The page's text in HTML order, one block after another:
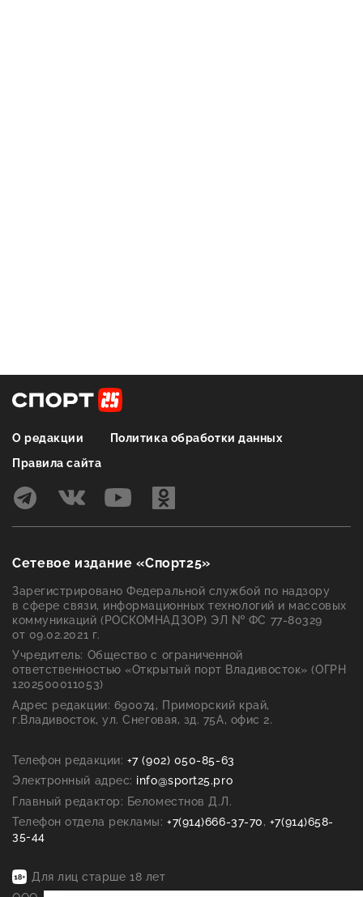
О редакции
Политика обработки данных
Правила сайта
Сетевое издание «Спорт25»
Зарегистрировано Федеральной службой по надзору
в сфере связи, информационных технологий и массовых
коммуникаций (РОСКОМНАДЗОР) ЭЛ № ФС 77-80329
от 09.02.2021 г.
Учредитель: Общество с ограниченной
ответственностью «Открытый порт Владивосток» (ОГРН
1202500011053)
Адрес редакции: 690074, Приморский край,
г.Владивосток, ул. Снеговая, зд. 75А, офис 2.
Телефон редакции: +7 (902) 050-85-63
Электронный адрес: info@sport25.pro
Главный редактор: Беломестнов Д.Л.
Телефон отдела рекламы: +7(914)666-37-70, +7(914)658-
35-44
Для лиц старше 18 лет